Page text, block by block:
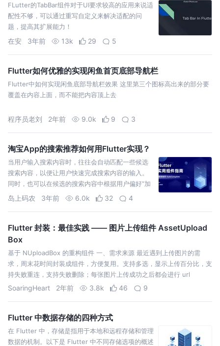
FLutter的TabBar组件对于UI要求较高的应用来说适
配性不够，可以通过重写自定义来解决适配的问
题，提高其扩展能力！
在安 3年前 13k 29 5
Flutter如何优雅的实现闲鱼首页底部导航栏
Flutter中如何实现闲鱼底部导航栏效果 这里第三个图标高出来的部分要
覆盖在内容上面，而不能把内容顶上去
程序员老刘 2年前 9.0k 9 3
淘宝App的搜索推荐如何用Flutter实现？
当用户输入搜索内容时，往往会自动匹配一些候选
搜索内容，以便让用户快速完成搜索内容的输入。
同时，也可以在候选的搜索内容中根据用户偏好“加
塞”广告，提高成交转化率。比如淘宝、京东的搜
岛上码农 3年前 6.0k 32 4
Flutter 封装：最佳实践 —— 图片上传组件 AssetUpload
Box
基于 NUploadBox 的重构组件 一、需求来源 最近遇到上传图片的需
求，周末花时间封装成组件，方便复用。支持多选，显示上传百分比，支
持失败重连，支持失败删除；每张图片上传成功之后都会进行 url
SoaringHeart 2年前 3.8k 46 9
Flutter 中数据存储的四种方式
在 Flutter 中，存储是指用于本地和远程存储和管理
数据的机制。以下是 Flutter 中不同存储选项的概述